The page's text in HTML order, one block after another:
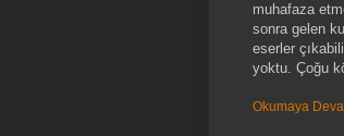
muhafaza
sonra gelen
eserler
yoktu. Çoğu
Okumaya